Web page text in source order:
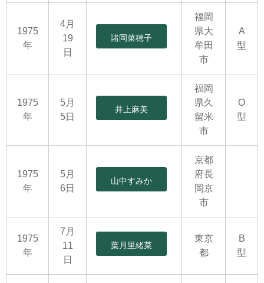
1975
年
4月
19
日
諸岡菜穂子
福岡
県大
牟田
市
A
型
1975
年
5月
5日
井上麻美
福岡
県久
留米
市
O
型
1975
年
5月
6日
山中すみか
京都
府長
岡京
市
1975
年
7月
11
日
葉月里緒菜
東京
都
B
型